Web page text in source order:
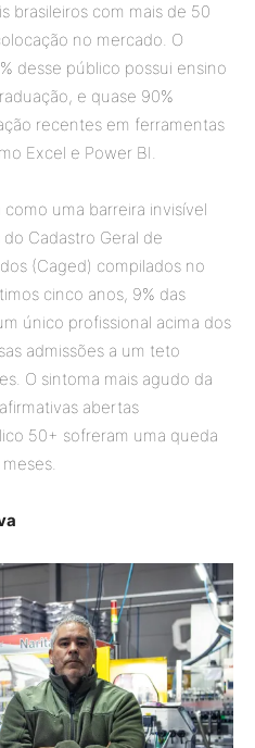
brasileiros com mais de 50
no mercado. O
desse público possui ensino
e quase 90%
recentes em ferramentas
Excel e Power BI.
uma barreira invisível
Cadastro Geral de
(Caged) compilados no
cinco anos, 9% das
único profissional acima dos
admissões a um teto
O sintoma mais agudo da
abertas
50+ sofreram uma queda